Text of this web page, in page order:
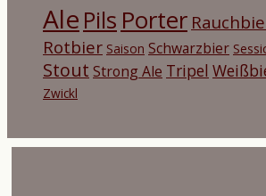
Ale Pils Porter
Rotbier Saison Schwarzbier
Stout Strong Ale Tripel
Zwickl